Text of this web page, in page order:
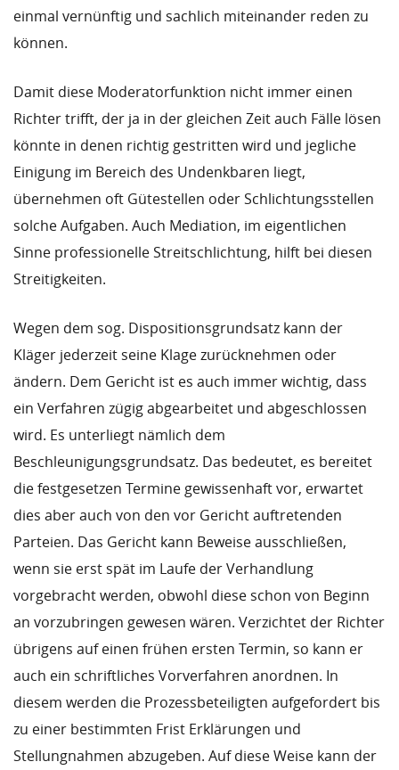
einmal vernünftig und sachlich miteinander reden zu
können.
Damit diese Moderatorfunktion nicht immer einen
Richter trifft, der ja in der gleichen Zeit auch Fälle lösen
könnte in denen richtig gestritten wird und jegliche
Einigung im Bereich des Undenkbaren liegt,
übernehmen oft Gütestellen oder Schlichtungsstellen
solche Aufgaben. Auch Mediation, im eigentlichen
Sinne professionelle Streitschlichtung, hilft bei diesen
Streitigkeiten.
Wegen dem sog. Dispositionsgrundsatz kann der
Kläger jederzeit seine Klage zurücknehmen oder
ändern. Dem Gericht ist es auch immer wichtig, dass
ein Verfahren zügig abgearbeitet und abgeschlossen
wird. Es unterliegt nämlich dem
Beschleunigungsgrundsatz. Das bedeutet, es bereitet
die festgesetzen Termine gewissenhaft vor, erwartet
dies aber auch von den vor Gericht auftretenden
Parteien. Das Gericht kann Beweise ausschließen,
wenn sie erst spät im Laufe der Verhandlung
vorgebracht werden, obwohl diese schon von Beginn
an vorzubringen gewesen wären. Verzichtet der Richter
übrigens auf einen frühen ersten Termin, so kann er
auch ein schriftliches Vorverfahren anordnen. In
diesem werden die Prozessbeteiligten aufgefordert bis
zu einer bestimmten Frist Erklärungen und
Stellungnahmen abzugeben. Auf diese Weise kann der